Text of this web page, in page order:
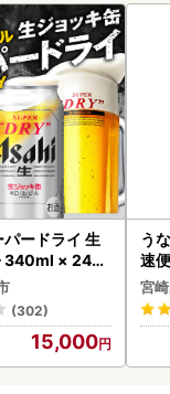
ードライ 生
340ml × 24本
Asahi 守谷市
(302)
15,000
う
速
g以
宮